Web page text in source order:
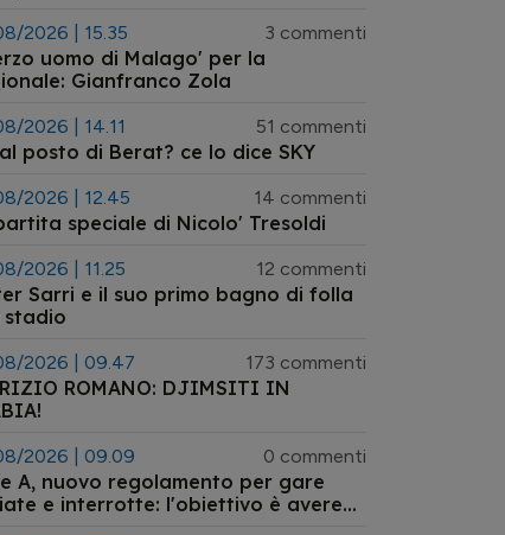
2026 | 15.35 3 commenti
uomo di Malago' per la
Gianfranco Zola
2026 | 14.11 51 commenti
posto di Berat? ce lo dice SKY
2026 | 12.45 14 commenti
speciale di Nicolo' Tresoldi
2026 | 11.25 12 commenti
Sarri e il suo primo bagno di folla
stadio
2026 | 09.47 173 commenti
ROMANO: DJIMSITI IN
2026 | 09.09 0 commenti
A, nuovo regolamento per gare
e interrotte: l'obiettivo è avere